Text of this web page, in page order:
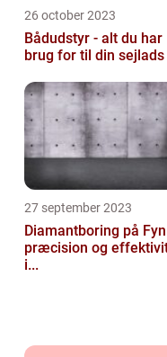
26 october 2023
Bådudstyr - alt du har
brug for til din sejlads
27 september 2023
Diamantboring på
præcision og
i...